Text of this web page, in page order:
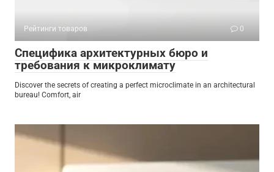
Рейтинги товаров 0
Специфика архитектурных бюро и
требования к микроклимату
Discover the secrets of creating a perfect microclimate in an architectural
bureau! Comfort, air